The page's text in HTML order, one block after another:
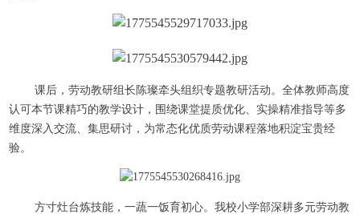
课后，劳动教研组长陈璨牵头组织专题教研活动。全体教师高度
认可本节课精巧的教学设计，围绕课堂提质优化、实操精准指导等多
维度深入交流、集思研讨，为常态化优质劳动课程落地积淀宝贵经
验。
方寸灶台炼技能，一蔬一饭育初心。我校小学部深耕多元劳动教